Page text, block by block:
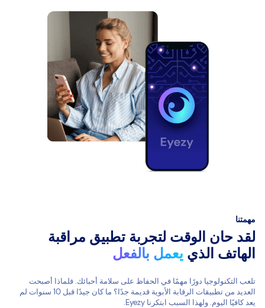
مهمتنا
لقد حان الوقت لتجربة تطبيق مراقبة
الهاتف الذي يعمل بالفعل
تلعب التكنولوجيا دورًا مهمًا في الحفاظ على سلامة أحبائك. فلماذا أصبحت
العديد من تطبيقات الرقابة الأبوية قديمة جدًا؟ ما كان جيدًا قبل 10 سنوات لم
يعد كافيًا اليوم. ولهذا السبب ابتكرنا Eyezy.